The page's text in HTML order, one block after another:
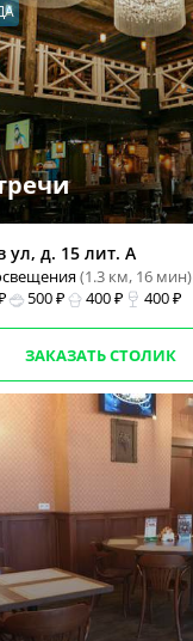
ул, д. 15 лит. А
(1.3 км, 16 мин)
500 ₽ 400 ₽ 400 ₽
ЗАКАЗАТЬ СТОЛИК